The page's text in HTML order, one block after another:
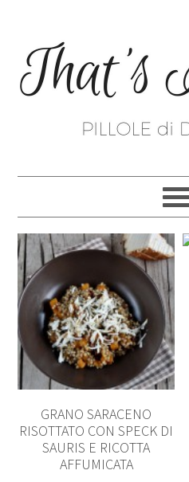
GRANO SARACENO
RISOTTATO CON SPECK DI
SAURIS E RICOTTA
AFFUMICATA